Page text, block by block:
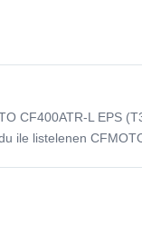
CF400ATR-L EPS
ile listelenen